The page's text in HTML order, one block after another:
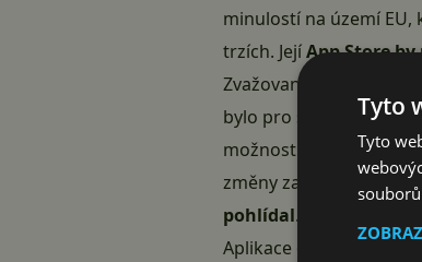
minulostí na území
trzích. JejíApp Store
Zvažovaná změna by
bylo pro systém iOS i
možností
instalovat
změny zatím známy
pohlídal.
Aplikace dostupné v
Tyto
Tyto